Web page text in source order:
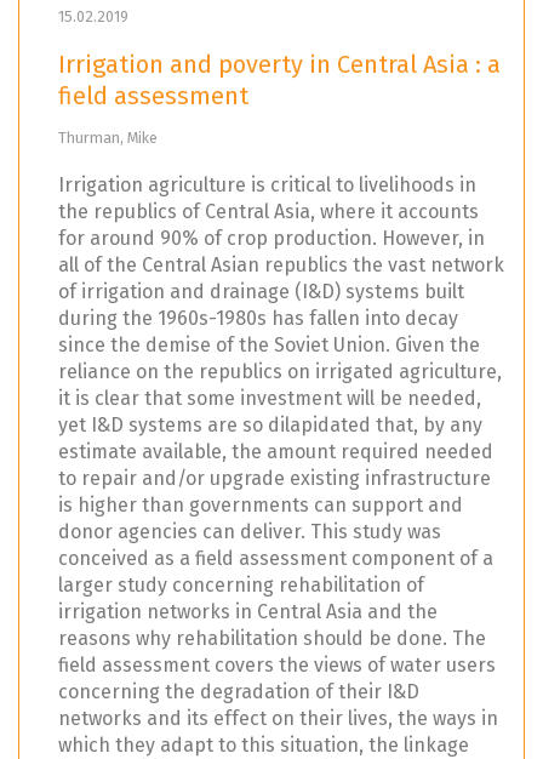
15.02.2019
Irrigation and poverty in Central Asia : a
field assessment
Thurman, Mike
Irrigation agriculture is critical to livelihoods in
the republics of Central Asia, where it accounts
for around 90% of crop production. However, in
all of the Central Asian republics the vast network
of irrigation and drainage (I&D) systems built
during the 1960s-1980s has fallen into decay
since the demise of the Soviet Union. Given the
reliance on the republics on irrigated agriculture,
it is clear that some investment will be needed,
yet I&D systems are so dilapidated that, by any
estimate available, the amount required needed
to repair and/or upgrade existing infrastructure
is higher than governments can support and
donor agencies can deliver. This study was
conceived as a field assessment component of a
larger study concerning rehabilitation of
irrigation networks in Central Asia and the
reasons why rehabilitation should be done. The
field assessment covers the views of water users
concerning the degradation of their I&D
networks and its effect on their lives, the ways in
which they adapt to this situation, the linkage